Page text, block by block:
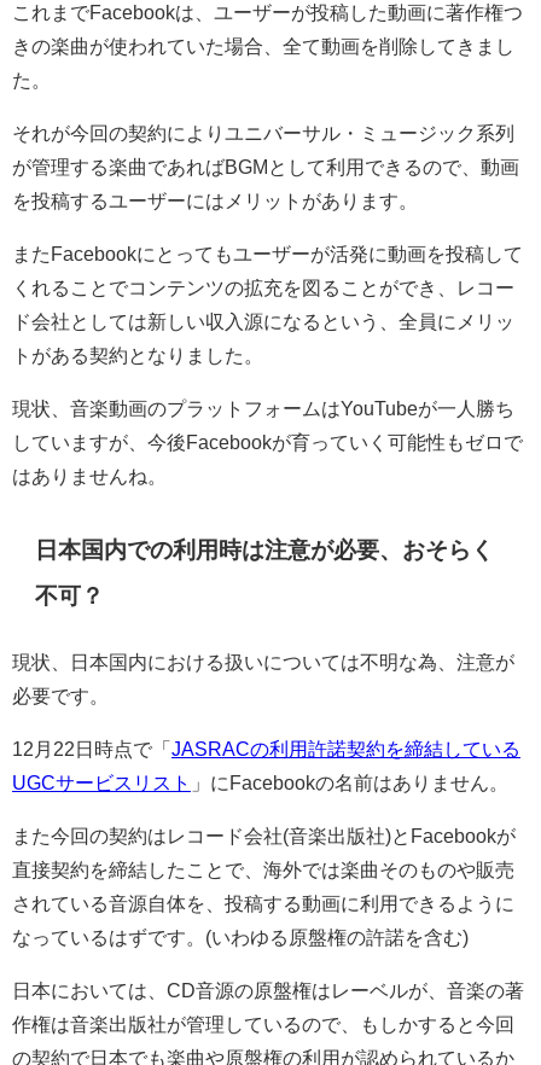
これまでFacebookは、ユーザーが投稿した動画に著作権つ
きの楽曲が使われていた場合、全て動画を削除してきまし
た。
それが今回の契約によりユニバーサル・ミュージック系列
が管理する楽曲であればBGMとして利用できるので、動画
を投稿するユーザーにはメリットがあります。
またFacebookにとってもユーザーが活発に動画を投稿して
くれることでコンテンツの拡充を図ることができ、レコー
ド会社としては新しい収入源になるという、全員にメリッ
トがある契約となりました。
現状、音楽動画のプラットフォームはYouTubeが一人勝ち
していますが、今後Facebookが育っていく可能性もゼロで
はありませんね。
日本国内での利用時は注意が必要、おそらく
不可？
現状、日本国内における扱いについては不明な為、注意が
必要です。
12月22日時点で「 JASRACの利用許諾契約を締結している
UGCサービスリスト
」にFacebookの名前はありません。
また今回の契約はレコード会社(音楽出版社)とFacebookが
直接契約を締結したことで、海外では楽曲そのものや販売
されている音源自体を、投稿する動画に利用できるように
なっているはずです。(いわゆる原盤権の許諾を含む)
日本においては、CD音源の原盤権はレーベルが、音楽の著
作権は音楽出版社が管理しているので、もしかすると今回
の契約で日本でも楽曲や原盤権の利用が認められているか